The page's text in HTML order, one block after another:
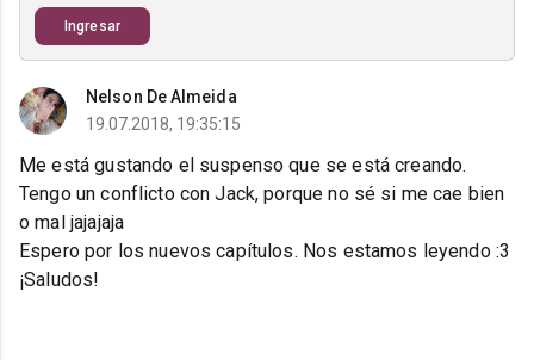
Ingresar
Nelson De Almeida
19.07.2018, 19:35:15
Me está gustando el suspenso que se está creando.
Tengo un conflicto con Jack, porque no sé si me cae bien
o mal jajajaja
Espero por los nuevos capítulos. Nos estamos leyendo :3
¡Saludos!